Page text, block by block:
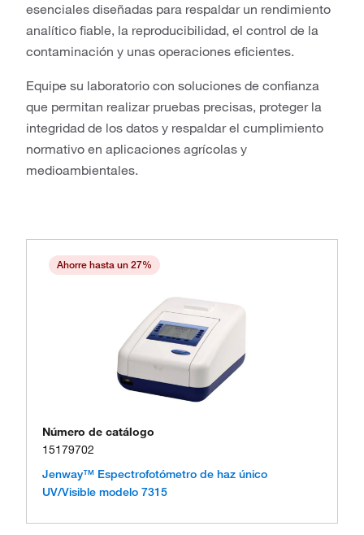
esenciales diseñadas para respaldar un rendimiento
analítico fiable, la reproducibilidad, el control de la
contaminación y unas operaciones eficientes.
Equipe su laboratorio con soluciones de confianza
que permitan realizar pruebas precisas, proteger la
integridad de los datos y respaldar el cumplimiento
normativo en aplicaciones agrícolas y
medioambientales.
Ahorre hasta un 27%
Número de catálogo
15179702
Jenway™ Espectrofotómetro de haz único
UV/Visible modelo 7315